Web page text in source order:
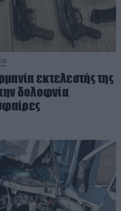
εκτελεστής της
δολοφνία